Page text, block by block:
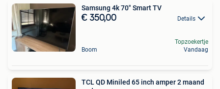
Samsung 4k 70" Smart TV
€ 350,00 Details
Boom
Topzoekertje
Vandaag
TCL QD Miniled 65 inch amper 2 maand